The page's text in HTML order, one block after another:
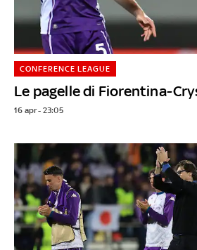
Le pagelle di Fiorentina-
CONFERENCE LEAGUE
16 apr - 23:05